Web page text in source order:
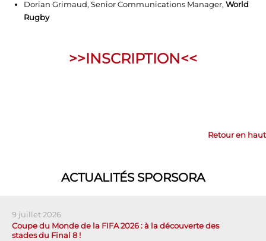
Dorian Grimaud, Senior Communications Manager, World
Rugby
>>INSCRIPTION<<
Retour en haut
ACTUALITÉS SPORSORA
9 juillet 2026
Coupe du Monde de la FIFA 2026 : à la découverte des
stades du Final 8 !